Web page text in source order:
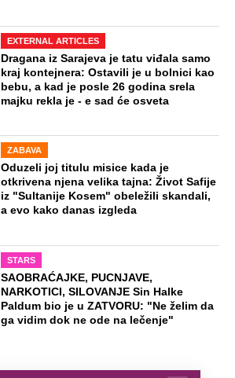
EXTERNAL ARTICLES
Dragana iz Sarajeva je tatu viđala samo
kraj kontejnera: Ostavili je u bolnici kao
bebu, a kad je posle 26 godina srela
majku rekla je - e sad će osveta
ZABAVA
Oduzeli joj titulu misice kada je
otkrivena njena velika tajna: Život Safije
iz "Sultanije Kosem" obeležili skandali,
a evo kako danas izgleda
STARS
SAOBRAĆAJKE, PUCNJAVE,
NARKOTICI, SILOVANJE Sin Halke
Paldum bio je u ZATVORU: "Ne želim da
ga vidim dok ne ode na lečenje"